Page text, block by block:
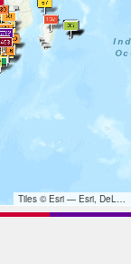
Tiles © Esri — Esri, DeLorme, NAVTEQ, TomTom, Intermap, iPC, USGS, FAO, NPS, NRCAN, GeoBase, Kadaster NL, Ordnance Survey, Esri Japan, METI, Esri China (Hong Kong), and the GIS User Community